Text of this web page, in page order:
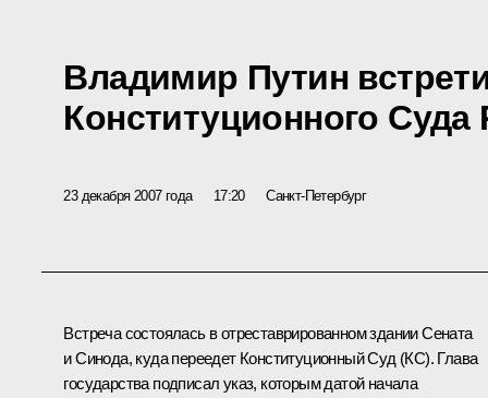
Владимир Путин
Конституционного Суда
23 декабря 2007 года 17:20 Санкт-Петербург
Встреча состоялась в отреставрированном здании Сената
и Синода, куда переедет Конституционный Суд (КС). Глава
государства подписал указ, которым датой начала